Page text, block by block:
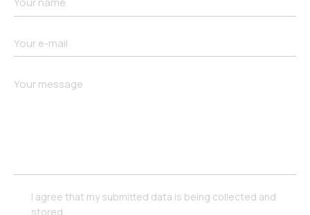
I agree that my submitted data is being collected and
stored.